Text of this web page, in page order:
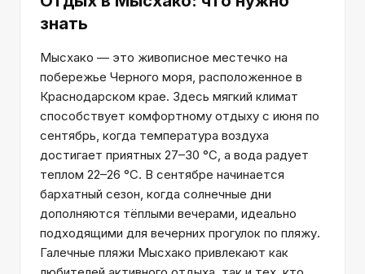
знать
Мысхако — это живописное местечко на
побережье Черного моря, расположенное в
Краснодарском крае. Здесь мягкий климат
способствует комфортному отдыху с июня по
сентябрь, когда температура воздуха
достигает приятных 27–30 °C, а вода радует
теплом 22–26 °C. В сентябре начинается
бархатный сезон, когда солнечные дни
дополняются тёплыми вечерами, идеально
подходящими для вечерних прогулок по пляжу.
Галечные пляжи Мысхако привлекают как